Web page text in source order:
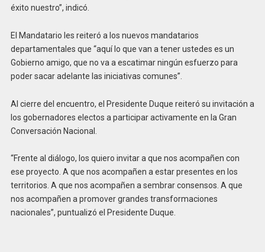
éxito nuestro”, indicó.
El Mandatario les reiteró a los nuevos mandatarios
departamentales que “aquí lo que van a tener ustedes es un
Gobierno amigo, que no va a escatimar ningún esfuerzo para
poder sacar adelante las iniciativas comunes”.
Al cierre del encuentro, el Presidente Duque reiteró su invitación a
los gobernadores electos a participar activamente en la Gran
Conversación Nacional.
“Frente al diálogo, los quiero invitar a que nos acompañen con
ese proyecto. A que nos acompañen a estar presentes en los
territorios. A que nos acompañen a sembrar consensos. A que
nos acompañen a promover grandes transformaciones
nacionales”, puntualizó el Presidente Duque.